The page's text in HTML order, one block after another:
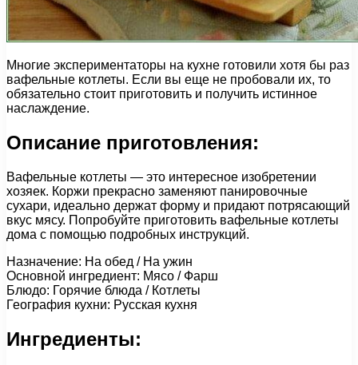
Многие экспериментаторы на кухне готовили хотя бы раз
вафельные котлеты. Если вы еще не пробовали их, то
обязательно стоит приготовить и получить истинное
наслаждение.
Описание приготовления:
Вафельные котлеты — это интересное изобретении
хозяек. Коржи прекрасно заменяют панировочные
сухари, идеально держат форму и придают потрясающий
вкус мясу. Попробуйте приготовить вафельные котлеты
дома с помощью подробных инструкций.
Назначение: На обед / На ужин
Основной ингредиент: Мясо / Фарш
Блюдо: Горячие блюда / Котлеты
География кухни: Русская кухня
Ингредиенты: